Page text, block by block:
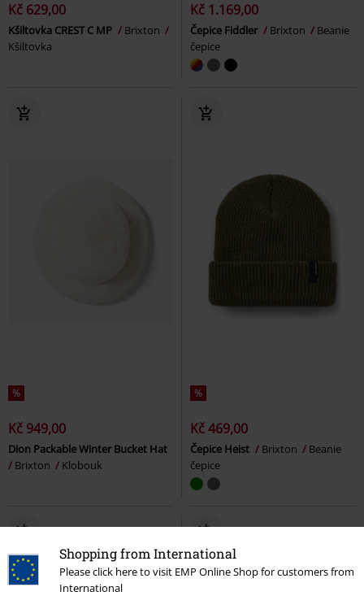
Shopping from International
Please click here to visit EMP Online Shop for customers from
International
Kč 629,00
Kšiltovka CREST C MP
Brixton
Kšiltovka
Kč 1.169,00
Čepice Fiddler Brixton
Beanie
čepice
%
Kč 949,00
Dion Packable Winter Bucket Hat
Brixton
Klobouk
%
Kč 469,00
Čepice Heist Brixton
Beanie
čepice